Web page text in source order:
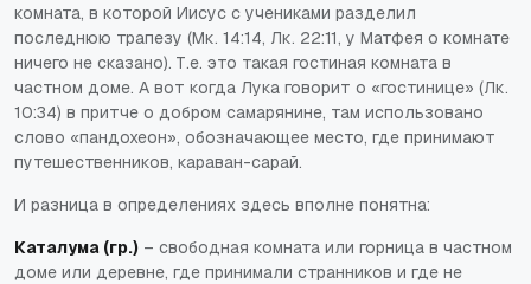
комната, в которой Иисус с учениками разделил
последнюю трапезу (Мк. 14:14, Лк. 22:11, у Матфея о комнате
ничего не сказано). Т.е. это такая гостиная комната в
частном доме. А вот когда Лука говорит о «гостинице» (Лк.
10:34) в притче о добром самарянине, там использовано
слово «пандохеон», обозначающее место, где принимают
путешественников, караван-сарай.
И разница в определениях здесь вполне понятна:
Каталума (гр.) – свободная комната или горница в частном
доме или деревне, где принимали странников и где не